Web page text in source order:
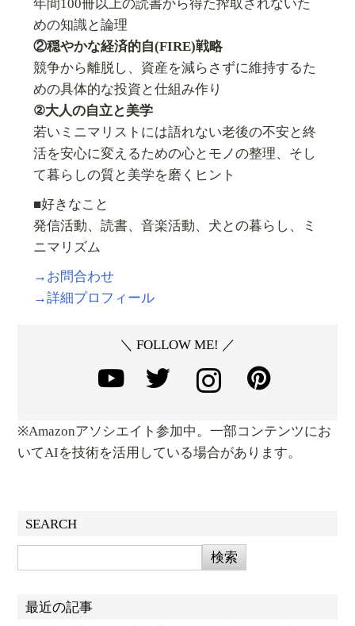
年間100冊以上の読書から得た搾取されないた
めの知識と論理
②穏やかな経済的自(FIRE)戦略
競争から離脱し、資産を減らさずに維持するた
めの具体的な投資と仕組み作り
②大人の自立と美学
若いミニマリストには語れない老後の不安と終
活を安心に変えるための心とモノの整理、そし
て暮らしの質と美学を磨くヒント
■好きなこと
発信活動、読書、音楽活動、犬との暮らし、ミ
ニマリズム
→お問合わせ
→詳細プロフィール
＼ FOLLOW ME! ／
※Amazonアソシエイト参加中。一部コンテンツにお
いてAIを技術を活用している場合があります。
SEARCH
最近の記事